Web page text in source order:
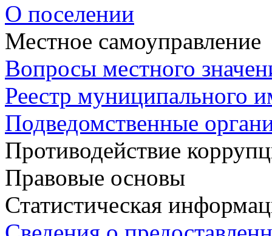
О поселении
Местное самоуправление
Вопросы местного
Реестр муниципального
Подведомственные
Противодействие
Правовые основы
Статистическая